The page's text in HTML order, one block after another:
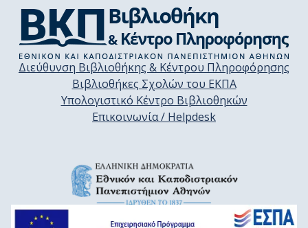
Διεύθυνση Βιβλιοθήκης & Κέντρου Πληροφόρησης
Βιβλιοθήκες Σχολών του ΕΚΠΑ
Υπολογιστικό Κέντρο Βιβλιοθηκών
Επικοινωνία / Helpdesk